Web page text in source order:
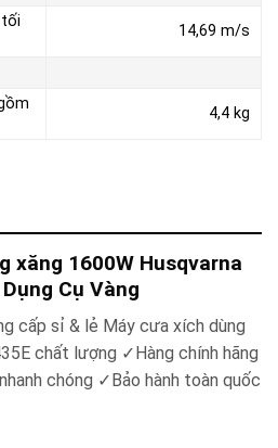
xăng 1600W Husqvarna
Cụ Vàng
cấp sỉ & lẻ Máy cưa xích dùng
chất lượng ✓Hàng chính hãng
chóng ✓Bảo hành toàn quốc
14,69 m/s
4,4 kg